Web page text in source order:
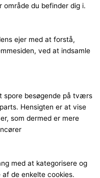
du befinder dig i.
ejer med at forstå,
ved at indsamle
spore besøgende på tværs
Hensigten er at vise
som dermed er mere
med at kategorisere og
de enkelte cookies.